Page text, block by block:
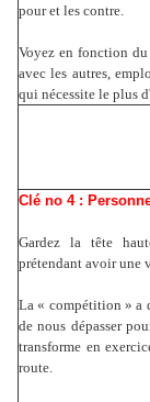
pour et les contre.
Voyez en fonction
avec les autres,
qui nécessite le plus
Clé no 4 :
Gardez la tête
prétendant avoir une
La « compétition » a
de nous dépasser
transforme en
route.